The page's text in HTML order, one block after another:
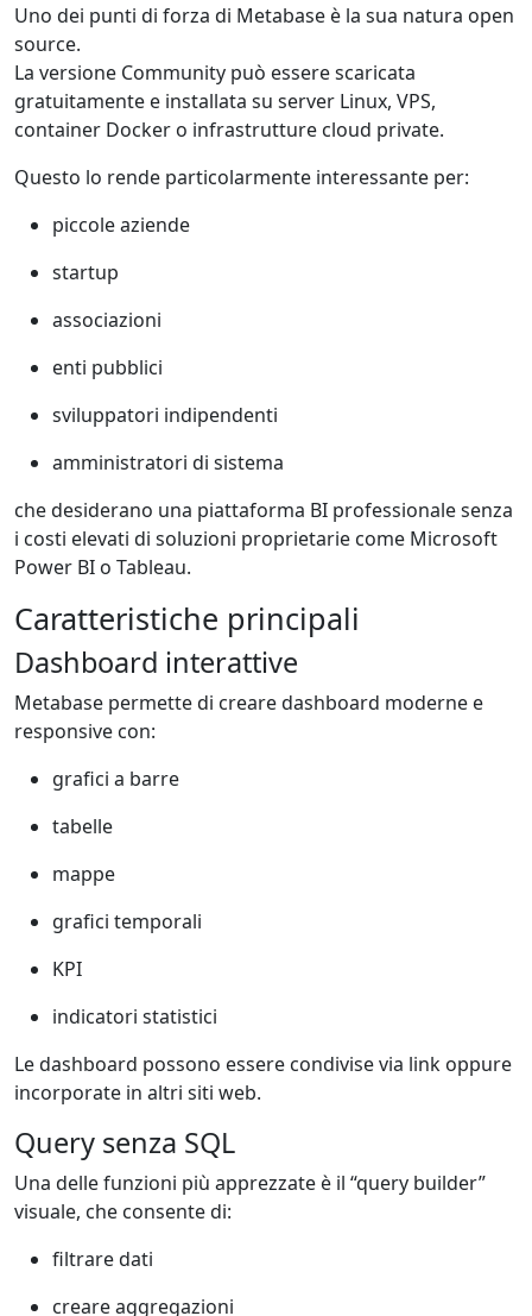
Uno dei punti di forza di Metabase è la sua natura open
source.
La versione Community può essere scaricata
gratuitamente e installata su server Linux, VPS,
container Docker o infrastrutture cloud private.
Questo lo rende particolarmente interessante per:
piccole aziende
startup
associazioni
enti pubblici
sviluppatori indipendenti
amministratori di sistema
che desiderano una piattaforma BI professionale senza
i costi elevati di soluzioni proprietarie come Microsoft
Power BI o Tableau.
Caratteristiche principali
Dashboard interattive
Metabase permette di creare dashboard moderne e
responsive con:
grafici a barre
tabelle
mappe
grafici temporali
KPI
indicatori statistici
Le dashboard possono essere condivise via link oppure
incorporate in altri siti web.
Query senza SQL
Una delle funzioni più apprezzate è il “query builder”
visuale, che consente di:
filtrare dati
creare aggregazioni